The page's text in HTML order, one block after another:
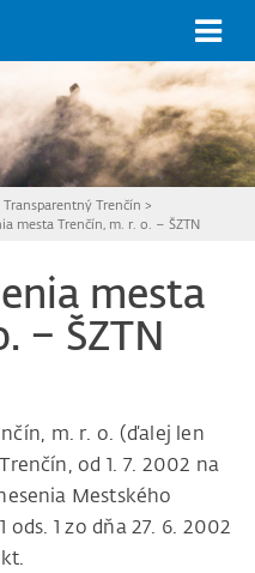
Transparentný Trenčín >
mesta Trenčín, m. r. o. – ŠZTN
mesta
– ŠZTN
m. r. o. (ďalej len
od 1. 7. 2002 na
Mestského
ods. 1 zo dňa 27. 6. 2002